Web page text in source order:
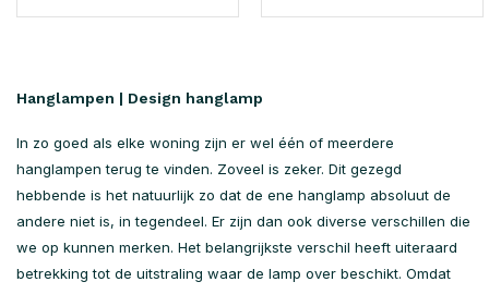
Hanglampen | Design hanglamp
In zo goed als elke woning zijn er wel één of meerdere
hanglampen terug te vinden. Zoveel is zeker. Dit gezegd
hebbende is het natuurlijk zo dat de ene hanglamp absoluut de
andere niet is, in tegendeel. Er zijn dan ook diverse verschillen die
we op kunnen merken. Het belangrijkste verschil heeft uiteraard
betrekking tot de uitstraling waar de lamp over beschikt. Omdat